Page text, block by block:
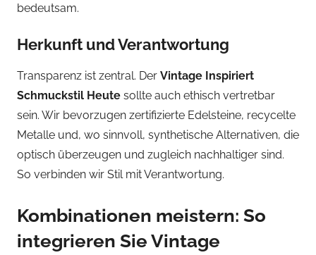
bedeutsam.
Herkunft und Verantwortung
Transparenz ist zentral. Der Vintage Inspiriert
Schmuckstil Heute sollte auch ethisch vertretbar
sein. Wir bevorzugen zertifizierte Edelsteine, recycelte
Metalle und, wo sinnvoll, synthetische Alternativen, die
optisch überzeugen und zugleich nachhaltiger sind.
So verbinden wir Stil mit Verantwortung.
Kombinationen meistern: So
integrieren Sie Vintage